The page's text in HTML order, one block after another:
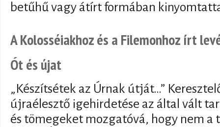
betűhű vagy átírt formában
A Kolosséiakhoz és a Filemonhoz írt
Ót és újat
„Készítsétek az Úrnak útját…”
újraélesztő igehirdetése az által vált
és tömegeket mozgatóvá, hogy nem a